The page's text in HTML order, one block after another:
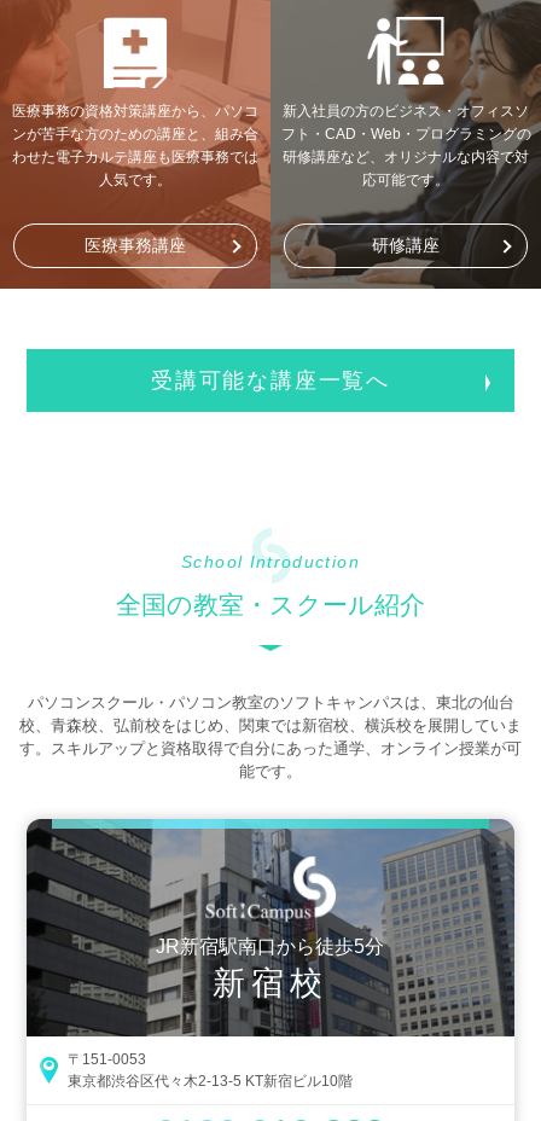
医療事務の資格対策講座から、パソコ
ンが苦手な方のための講座と、組み合
わせた電子カルテ講座も医療事務では
人気です。
医療事務講座
新入社員の方のビジネス・オフィスソ
フト・CAD・Web・プログラミングの
研修講座など、オリジナルな内容で対
応可能です。
研修講座
受講可能な講座一覧へ
School Introduction
全国の教室・スクール紹介
パソコンスクール・パソコン教室のソフトキャンパスは、東北の仙台
校、青森校、弘前校をはじめ、関東では新宿校、横浜校を展開していま
す。スキルアップと資格取得で自分にあった通学、オンライン授業が可
能です。
JR新宿駅南口から徒歩5分
新宿校
〒151-0053
東京都渋谷区代々木2-13-5 KT新宿ビル10階